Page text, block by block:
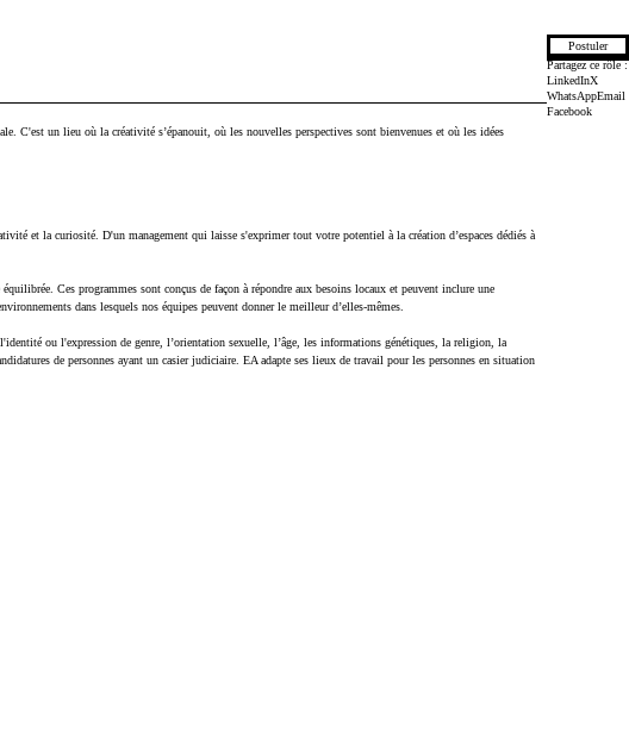
C'est un lieu où la créativité s’épanouit, où les nouvelles perspectives sont bienvenues et où les idées
et la curiosité. D'un management qui laisse s'exprimer tout votre potentiel à la création d’espaces dédiés à
Ces programmes sont conçus de façon à répondre aux besoins locaux et peuvent inclure une
dans lesquels nos équipes peuvent donner le meilleur d’elles-mêmes.
ou l'expression de genre, l’orientation sexuelle, l’âge, les informations génétiques, la religion, la
de personnes ayant un casier judiciaire. EA adapte ses lieux de travail pour les personnes en situation
Postuler
Partagez ce rôle :
LinkedInX
WhatsAppEmail
Facebook